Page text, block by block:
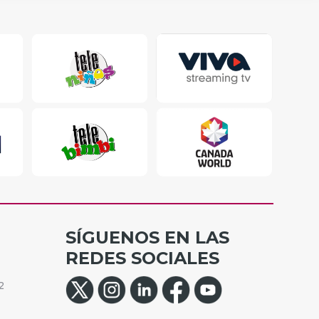
SÍGUENOS EN LAS
REDES SOCIALES